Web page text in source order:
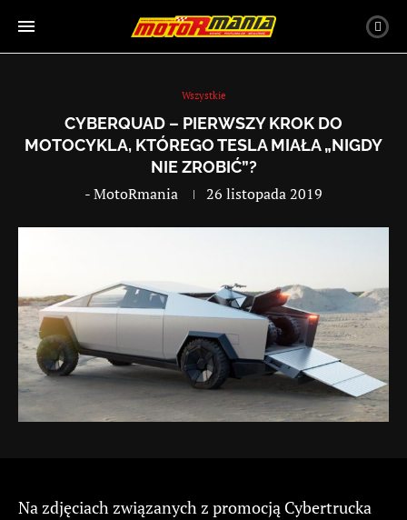
Wszystkie
CYBERQUAD – PIERWSZY KROK DO
MOTOCYKLA, KTÓREGO TESLA MIAŁA „NIGDY
NIE ZROBIĆ”?
-MotoRmania 26 listopada 2019
Na zdjęciach związanych z promocją Cybertrucka